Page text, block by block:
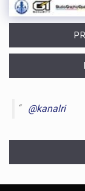
@kanalri